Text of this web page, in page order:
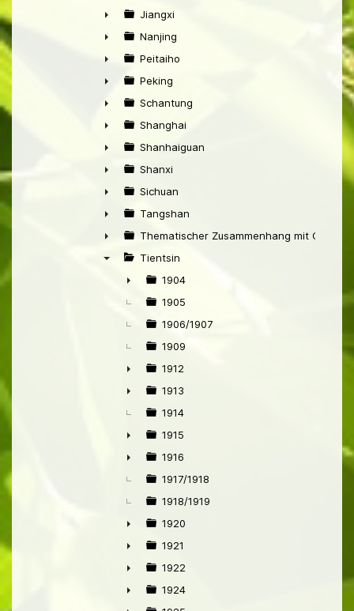
►
►
Jiangxi
►
Nanjing
►
Peitaiho
►
Peking
►
Schantung
►
Shanghai
►
Shanhaiguan
►
Shanxi
►
Sichuan
►
Tangshan
►
Thematischer Zusammenhang mit China
Tientsin
►
1904
1905
1906/1907
1909
►
1912
►
1913
1914
►
1915
►
1916
1917/1918
1918/1919
►
1920
►
1921
►
1922
1924